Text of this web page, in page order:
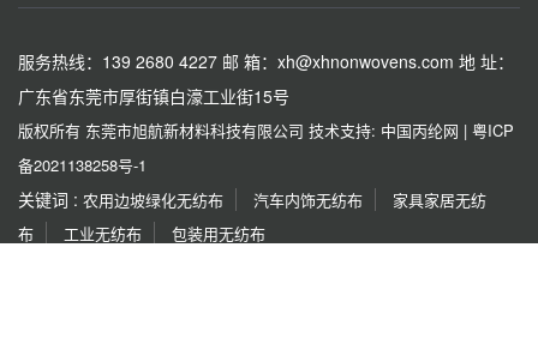
服务热线：139 2680 4227 邮 箱：xh@xhnonwovens.com 地 址：
广东省东莞市厚街镇白濠工业街15号
版权所有 东莞市旭航新材料科技有限公司 技术支持: 中国丙纶网 | 粤ICP
备2021138258号-1
关键词 : 农用边坡绿化无纺布 汽车内饰无纺布
家具家居无纺
布
工业无纺布 包装用无纺布